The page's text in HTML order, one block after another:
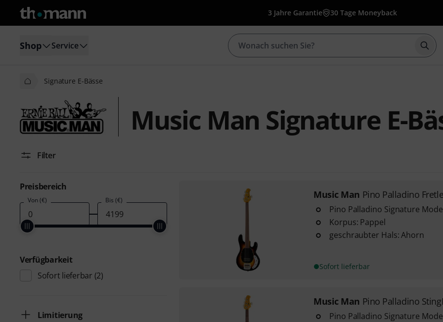
3 Jahre Garantie 30 Tage Moneyback
Shop Service
Signature E-Bässe
Music Man Signature E-
Filter
Preisbereich
Von (€) Bis (€)
Verfügbarkeit
Sofort lieferbar (2)
Limitierung
Music Man Pino Palladino
Pino Palladino Signature
Korpus: Pappel
geschraubter Hals: Ahorn
Sofort lieferbar
Music Man Pino Palladino
Pino Palladino Signature